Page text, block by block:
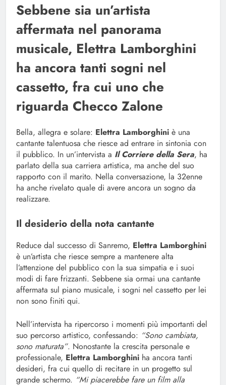
Sebbene sia un’artista
affermata nel panorama
musicale, Elettra Lamborghini
ha ancora tanti sogni nel
cassetto, fra cui uno che
riguarda Checco Zalone
Bella, allegra e solare: Elettra Lamborghini è una
cantante talentuosa che riesce ad entrare in sintonia con
il pubblico. In un’intervista a Il Corriere della Sera, ha
parlato della sua carriera artistica, ma anche del suo
rapporto con il marito. Nella conversazione, la 32enne
ha anche rivelato quale di avere ancora un sogno da
realizzare.
Il desiderio della nota cantante
Reduce dal successo di Sanremo, Elettra Lamborghini
è un’artista che riesce sempre a mantenere alta
l’attenzione del pubblico con la sua simpatia e i suoi
modi di fare frizzanti. Sebbene sia ormai una cantante
affermata sul piano musicale, i sogni nel cassetto per lei
non sono finiti qui.
Nell’intervista ha ripercorso i momenti più importanti del
suo percorso artistico, confessando: “Sono cambiata,
sono maturata”. Nonostante la crescita personale e
professionale, Elettra Lamborghini ha ancora tanti
desideri, fra cui quello di recitare in un progetto sul
grande schermo. “Mi piacerebbe fare un film alla